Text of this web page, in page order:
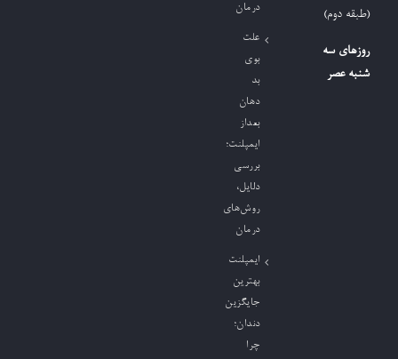
(طبقه دوم)
روزهای سه
شنبه عصر
درمان
علت
بوی
بد
دهان
بعداز
ایمپلنت؛
بررسی
دلایل،
روش‌های
درمان
ایمپلنت
بهترین
جایگزین
دندان؛
چرا